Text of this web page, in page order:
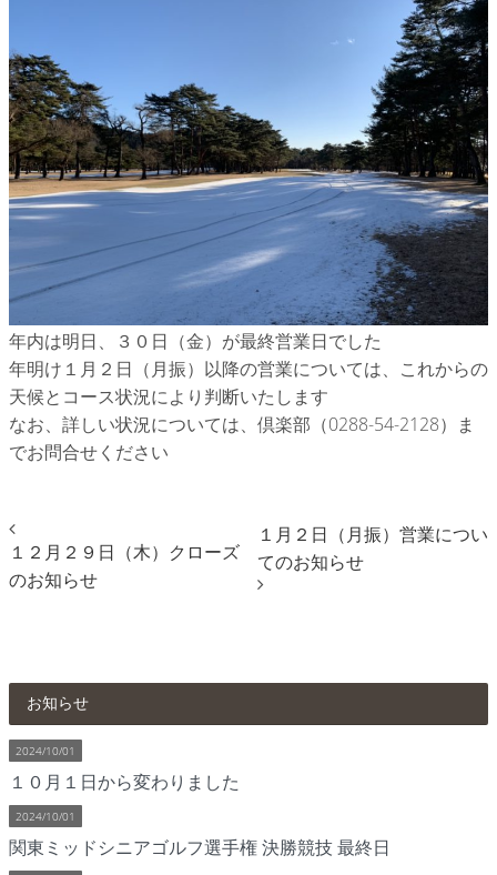
年内は明日、３０日（金）が最終営業日でした
年明け１月２日（月振）以降の営業については、これからの
天候とコース状況により判断いたします
なお、詳しい状況については、倶楽部（0288-54-2128）ま
でお問合せください
１２月２９日（木）クローズ
のお知らせ
１月２日（月振）営業につい
てのお知らせ
お知らせ
2024/10/01
１０月１日から変わりました
2024/10/01
関東ミッドシニアゴルフ選手権 決勝競技 最終日